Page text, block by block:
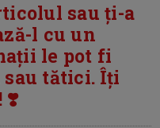
sau ți-a
l cu un
le pot fi
tătici. Îți
❣️